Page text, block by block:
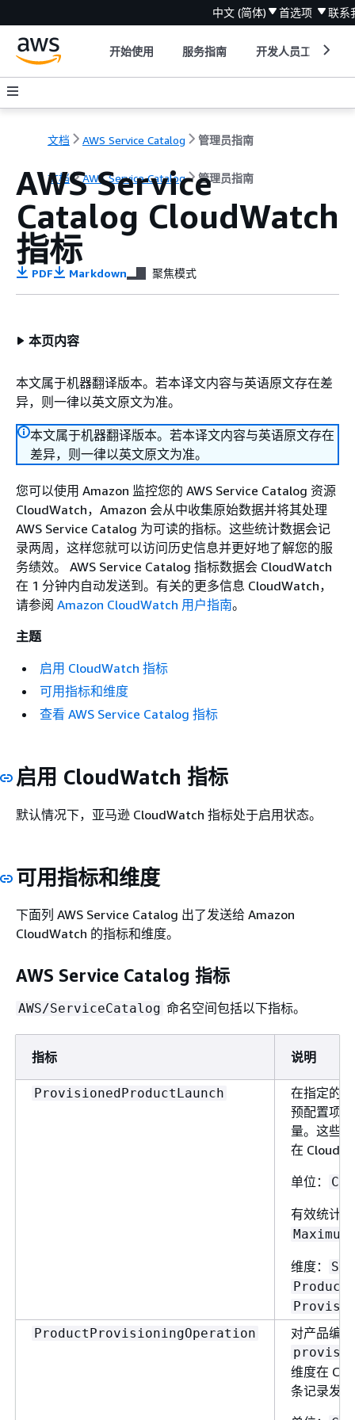
中文 (简体) 首选项 联系
开始使用 服务指南 开发人员工具
文档 AWS Service Catalog 管理员指南
文档 AWS Service Catalog 管理员指南
AWS Service
Catalog CloudWatch
指标
PDF Markdown 聚焦模式
本页内容
本文属于机器翻译版本。若本译文内容与英语原文存在差
异，则一律以英文原文为准。
本文属于机器翻译版本。若本译文内容与英语原文存在
差异，则一律以英文原文为准。
您可以使用 Amazon 监控您的 AWS Service Catalog 资源
CloudWatch，Amazon 会从中收集原始数据并将其处理
AWS Service Catalog 为可读的指标。这些统计数据会记
录两周，这样您就可以访问历史信息并更好地了解您的服
务绩效。 AWS Service Catalog 指标数据会 CloudWatch
在 1 分钟内自动发送到。有关的更多信息 CloudWatch，
请参阅 Amazon CloudWatch 用户指南。
主题
启用 CloudWatch 指标
可用指标和维度
查看 AWS Service Catalog 指标
启用 CloudWatch 指标
默认情况下，亚马逊 CloudWatch 指标处于启用状态。
可用指标和维度
下面列 AWS Service Catalog 出了发送给 Amazon
CloudWatch 的指标和维度。
AWS Service Catalog 指标
AWS/ServiceCatalog 命名空间包括以下指标。
指标 说明
ProvisionedProductLaunch
在指定的
预配置项
量。这些
在
单位：
有效统计
Maximum
维度：
ProductProvisioningOperation
对产品编
维度在
条记录发